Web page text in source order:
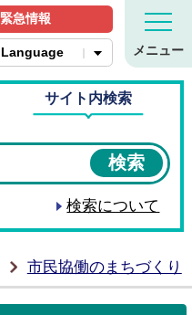
筑西市ホームページ
緊急情報
Language メニュー
サイト内検索
検索について
市民協働のまちづくり